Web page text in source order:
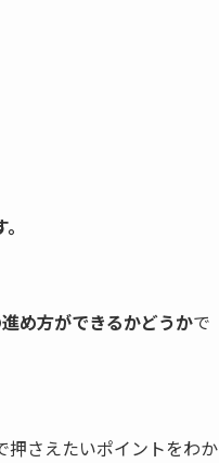
め方ができるかどうかで
押さえたいポイントをわか